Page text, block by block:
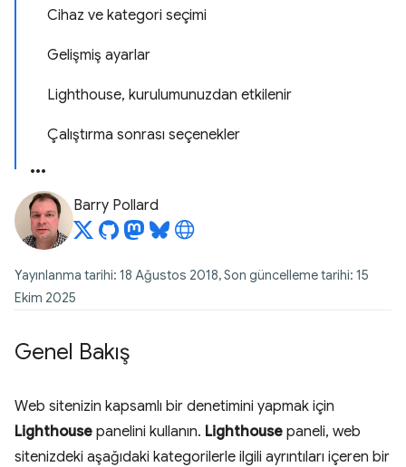
Cihaz ve kategori seçimi
Gelişmiş ayarlar
Lighthouse, kurulumunuzdan etkilenir
Çalıştırma sonrası seçenekler
Barry Pollard
Yayınlanma tarihi: 18 Ağustos 2018, Son güncelleme tarihi: 15
Ekim 2025
Genel Bakış
Web sitenizin kapsamlı bir denetimini yapmak için
Lighthouse panelini kullanın. Lighthouse paneli, web
sitenizdeki aşağıdaki kategorilerle ilgili ayrıntıları içeren bir